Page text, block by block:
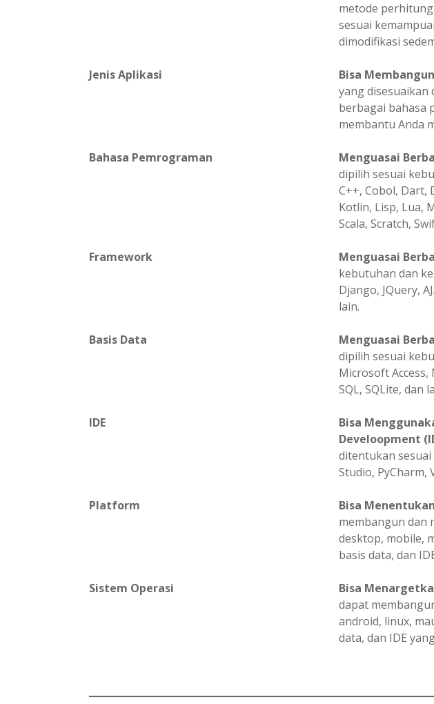
metode
sesuai
dimodifikasi
Jenis Aplikasi Bisa
yang disesuaikan
berbagai bahasa
membantu Anda
Bahasa Pemrograman Menguasai
dipilih sesuai
C++, Cobol, Dart,
Kotlin, Lisp, Lua,
Scala, Scratch,
Framework Menguasai
kebutuhan dan
Django, JQuery,
lain.
Basis Data Menguasai
dipilih sesuai
Microsoft Access,
SQL, SQLite, dan
IDE
Bisa
Develoopment
ditentukan sesuai
Studio, PyCharm,
Platform Bisa Menentukan
membangun dan
desktop, mobile,
basis data, dan
Sistem Operasi Bisa
dapat
android, linux,
data, dan IDE